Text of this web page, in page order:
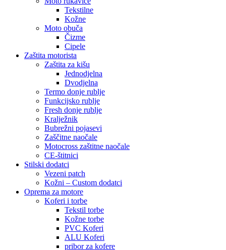
Tekstilne
Kožne
Moto obuča
Čizme
Cipele
Zaštita motorista
Zaštita za kišu
Jednodjelna
Dvodjelna
Termo donje rublje
Funkcijsko rublje
Fresh donje rublje
Kralježnik
Bubrežni pojasevi
Zaščitne naočale
Motocross zaštitne naočale
CE-štitnici
Stilski dodatci
Vezeni patch
Kožni – Custom dodatci
Oprema za motore
Koferi i torbe
Tekstil torbe
Kožne torbe
PVC Koferi
ALU Koferi
pribor za kofere